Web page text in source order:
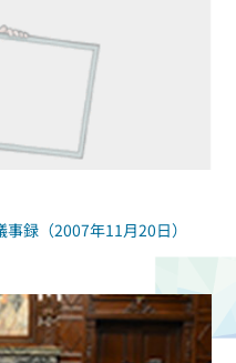
録（2007年11月20日）